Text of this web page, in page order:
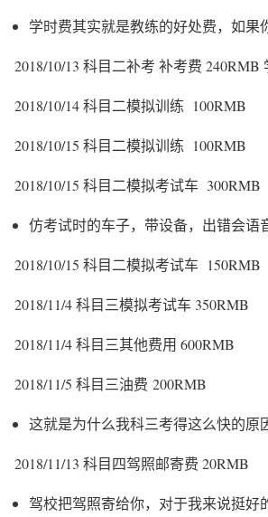
学时费其实就是教练的好处费，如果
2018/10/13 科目二补考 补考费 240RMB
2018/10/14 科目二模拟训练 100RMB
2018/10/15 科目二模拟训练 100RMB
2018/10/15 科目二模拟考试车 300RMB
仿考试时的车子，带设备，出错会语
2018/10/15 科目二模拟考试车 150RMB
2018/11/4 科目三模拟考试车 350RMB
2018/11/4 科目三其他费用 600RMB
2018/11/5 科目三油费 200RMB
这就是为什么我科三考得这么快的原
2018/11/13 科目四驾照邮寄费 20RMB
驾校把驾照寄给你，对于我来说挺好